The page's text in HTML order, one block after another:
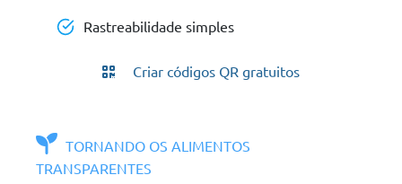
Rastreabilidade simples
Criar códigos QR gratuitos
TORNANDO OS ALIMENTOS
TRANSPARENTES